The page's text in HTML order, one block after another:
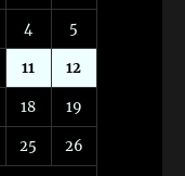
4 5
11 12
18 19
25 26